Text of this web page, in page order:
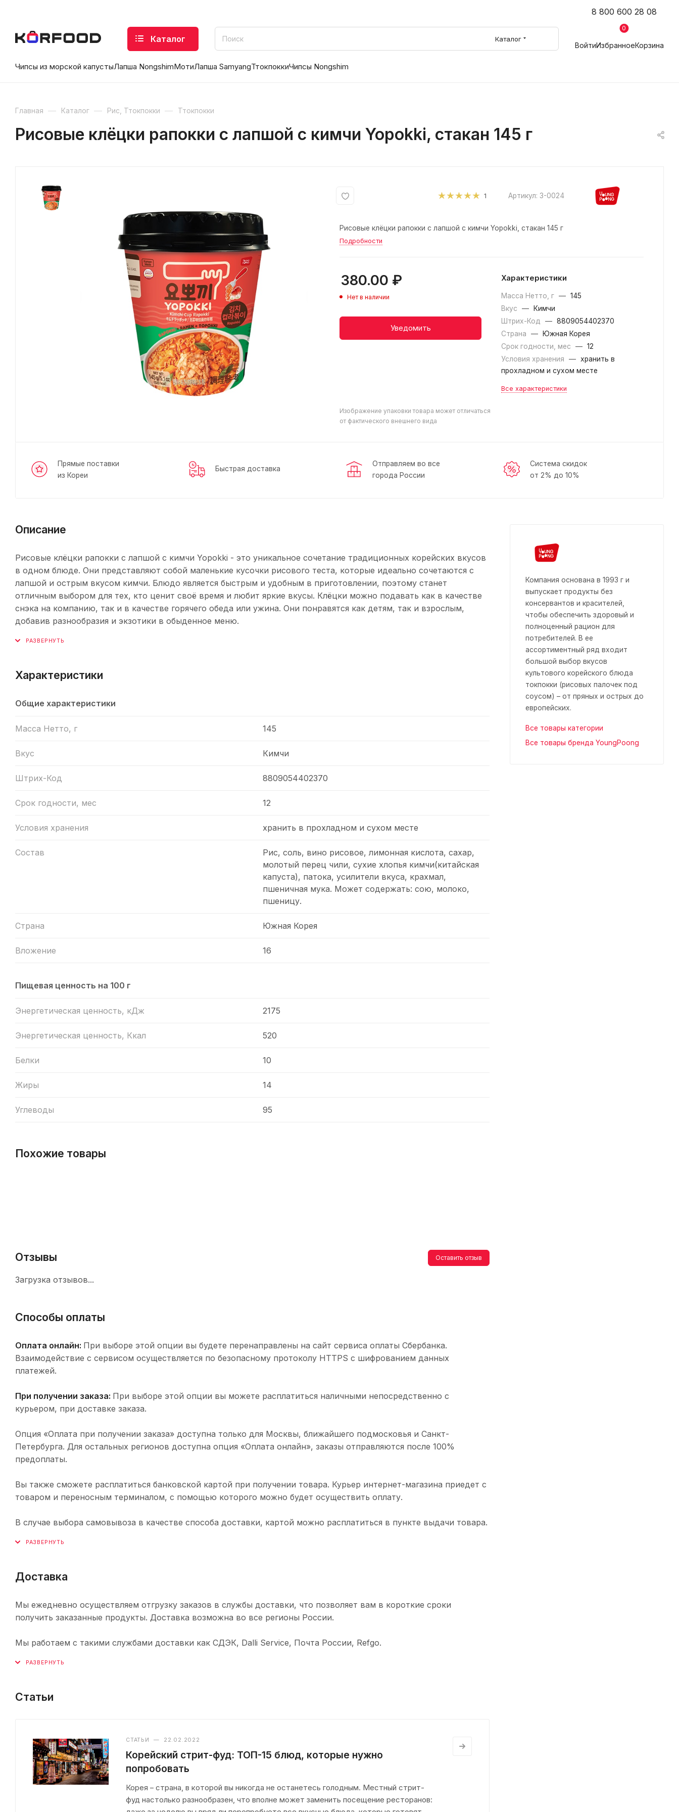
8 800 600 28 08
Каталог Каталог
ВойтиИзбранное
0
Корзина
Чипсы из морской капустыЛапша NongshimМотиЛапша SamyangТтокпоккиЧипсы Nongshim
Главная — Каталог — Рис, Ттокпокки — Ттокпокки
Рисовые клёцки рапокки с лапшой с кимчи Yopokki, стакан 145 г
1 Артикул: 3-0024
Рисовые клёцки рапокки с лапшой с кимчи Yopokki, стакан 145 г
Подробности
380.00 ₽
Нет в наличии
Уведомить
Характеристики
Масса Нетто, г — 145
Вкус
—
Кимчи
Штрих-Код
— 8809054402370
Страна
—
Южная Корея
Срок годности, мес
— 12
Условия хранения
— хранить в
прохладном и сухом месте
Все характеристики
Изображение упаковки товара может отличаться
от фактического внешнего вида
Прямые поставки
из Кореи
Быстрая доставка
Отправляем во все
города России
Система скидок
от 2% до 10%
Описание
Рисовые клёцки рапокки с лапшой с кимчи Yopokki - это уникальное сочетание традиционных корейских вкусов
в одном блюде. Они представляют собой маленькие кусочки рисового теста, которые идеально сочетаются с
лапшой и острым вкусом кимчи. Блюдо является быстрым и удобным в приготовлении, поэтому станет
отличным выбором для тех, кто ценит своё время и любит яркие вкусы. Клёцки можно подавать как в качестве
снэка на компанию, так и в качестве горячего обеда или ужина. Они понравятся как детям, так и взрослым,
добавив разнообразия и экзотики в обыденное меню.
Характеристики
Общие характеристики
Масса Нетто, г 145
Вкус Кимчи
Штрих-Код 8809054402370
Срок годности, мес 12
Условия хранения хранить в прохладном и сухом месте
Состав
Рис, соль, вино рисовое, лимонная кислота, сахар,
молотый перец чили, сухие хлопья кимчи(китайская
капуста), патока, усилители вкуса, крахмал,
пшеничная мука. Может содержать: сою, молоко,
пшеницу.
Страна Южная Корея
Вложение 16
Пищевая ценность на 100 г
Энергетическая ценность, кДж 2175
Энергетическая ценность, Ккал 520
Белки 10
Жиры 14
Углеводы 95
Похожие товары
Отзывы Оставить отзыв
Загрузка отзывов...
Способы оплаты
Оплата онлайн: При выборе этой опции вы будете перенаправлены на сайт сервиса оплаты Сбербанка.
Взаимодействие с сервисом осуществляется по безопасному протоколу HTTPS с шифрованием данных
платежей.
При получении заказа: При выборе этой опции вы можете расплатиться наличными непосредственно с
курьером, при доставке заказа.
Опция «Оплата при получении заказа» доступна только для Москвы, ближайшего подмосковья и Санкт-
Петербурга. Для остальных регионов доступна опция «Оплата онлайн», заказы отправляются после 100%
предоплаты.
Вы также сможете расплатиться банковской картой при получении товара. Курьер интернет-магазина приедет с
товаром и переносным терминалом, с помощью которого можно будет осуществить оплату.
В случае выбора самовывоза в качестве способа доставки, картой можно расплатиться в пункте выдачи товара.
Доставка
Мы ежедневно осуществляем отгрузку заказов в службы доставки, что позволяет вам в короткие сроки
получить заказанные продукты. Доставка возможна во все регионы России.
Мы работаем с такими службами доставки как СДЭК, Dalli Service, Почта России, Refgo.
Статьи
СТАТЬИ — 22.02.2022
Корейский стрит-фуд: ТОП-15 блюд, которые нужно
попробовать
Корея – страна, в которой вы никогда не останетесь голодным. Местный стрит-
фуд настолько разнообразен, что вполне может заменить посещение ресторанов:
Компания основана в 1993 г и
выпускает продукты без
консервантов и красителей,
чтобы обеспечить здоровый и
полноценный рацион для
потребителей. В ее
ассортиментный ряд входит
большой выбор вкусов
культового корейского блюда
токпокки (рисовых палочек под
соусом) – от пряных и острых до
европейских.
Все товары категории
Все товары бренда YoungPoong